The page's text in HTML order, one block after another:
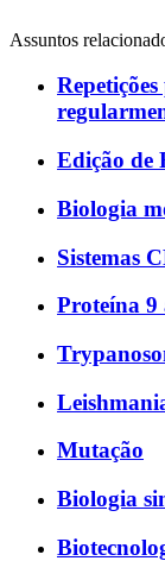
Assuntos
Edição de
Biologia
Sistemas
Proteína 9
Mutação
Biologia